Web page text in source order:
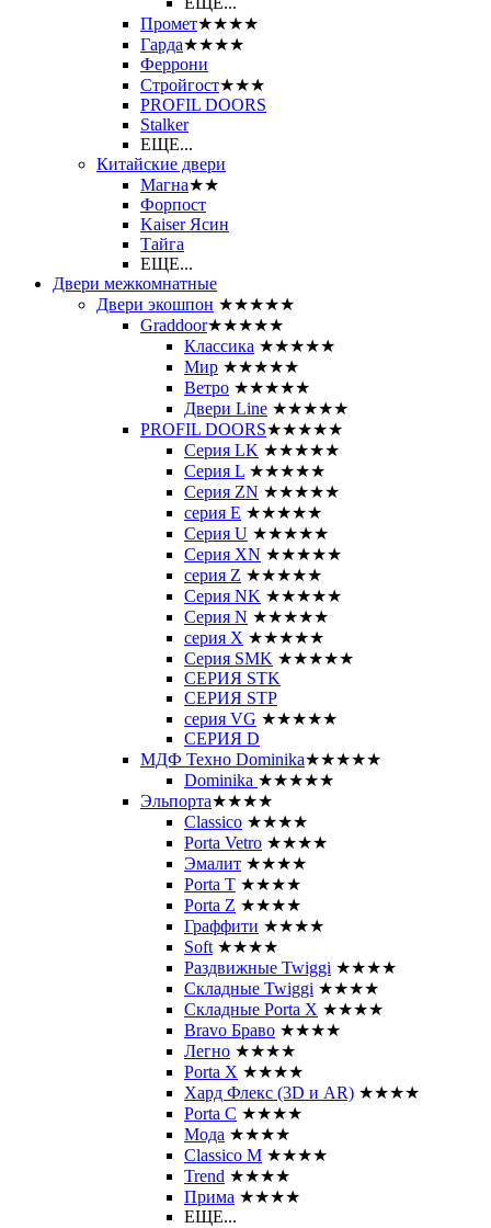
Промет★★★★
Гарда★★★★
Феррони
Стройгост★★★
PROFIL DOORS
Stalker
ЕЩЕ...
Китайские двери
Магна★★
Форпост
Kaiser Ясин
Тайга
ЕЩЕ...
Двери межкомнатные
Двери экошпон ★★★★★
Graddoor★★★★★
Классика ★★★★★
Мир ★★★★★
Ветро ★★★★★
Двери Line ★★★★★
PROFIL DOORS★★★★★
Серия LK ★★★★★
Серия L ★★★★★
Серия ZN ★★★★★
серия E ★★★★★
Серия U ★★★★★
Серия XN ★★★★★
серия Z ★★★★★
Серия NK ★★★★★
Серия N ★★★★★
серия X ★★★★★
Серия SMK ★★★★★
СЕРИЯ STK
СЕРИЯ STP
серия VG ★★★★★
СЕРИЯ D
МДФ Техно Dominika★★★★★
Dominika ★★★★★
Эльпорта★★★★
Classico ★★★★
Porta Vetro ★★★★
Эмалит ★★★★
Porta T ★★★★
Porta Z ★★★★
Граффити ★★★★
Soft ★★★★
Раздвижные Twiggi ★★★★
Складные Twiggi ★★★★
Складные Porta X ★★★★
Bravo Браво ★★★★
Легно ★★★★
Porta X ★★★★
Хард Флекс (3D и AR) ★★★★
Porta C ★★★★
Мода ★★★★
Classico M ★★★★
Trend ★★★★
Прима ★★★★
ЕЩЕ...